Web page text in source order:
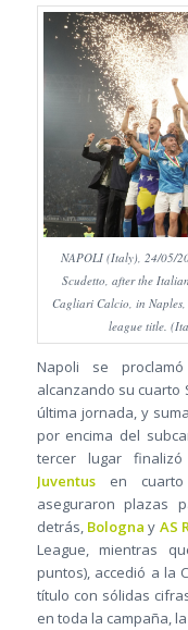
NAPOLI (Italy), 24/05/
Scudetto, after the
Cagliari Calcio, in
league title.
Napoli se
alcanzando su cuarto
última jornada, y
por encima del
tercer lugar finalizó
Juventusen cuarto
aseguraron plazas
detrás, Bologna y AS
League, mientras
puntos), accedió a la
título con sólidas
en toda la campaña,